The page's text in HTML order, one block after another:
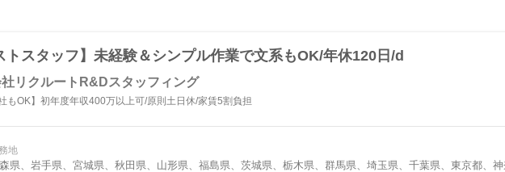
トスタッフ】未経験＆シンプル作業で文系もOK/年休120日/d
リクルートR&Dスタッフィング
もOK】初年度年収400万以上可/原則土日休/家賃5割負担
地
県、岩手県、宮城県、秋田県、山形県、福島県、茨城県、栃木県、群馬県、埼玉県、千葉県、東京都、